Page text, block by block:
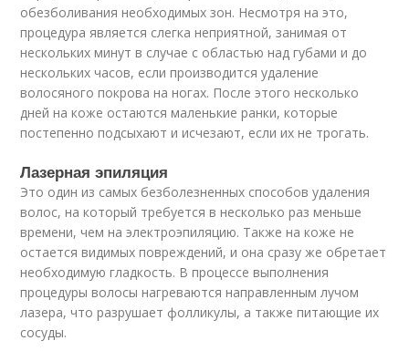
обезболивания необходимых зон. Несмотря на это,
процедура является слегка неприятной, занимая от
нескольких минут в случае с областью над губами и до
нескольких часов, если производится удаление
волосяного покрова на ногах. После этого несколько
дней на коже остаются маленькие ранки, которые
постепенно подсыхают и исчезают, если их не трогать.
Лазерная эпиляция
Это один из самых безболезненных способов удаления
волос, на который требуется в несколько раз меньше
времени, чем на электроэпиляцию. Также на коже не
остается видимых повреждений, и она сразу же обретает
необходимую гладкость. В процессе выполнения
процедуры волосы нагреваются направленным лучом
лазера, что разрушает фолликулы, а также питающие их
сосуды.